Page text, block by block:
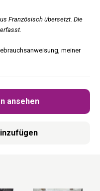
ansehen
Französisch übersetzt. Die
meiner